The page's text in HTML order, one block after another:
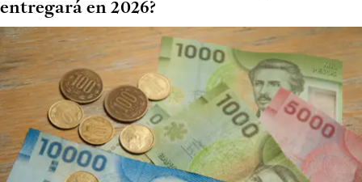
entregará en 2026?